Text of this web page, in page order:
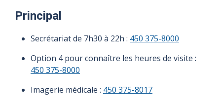
Principal
Secrétariat de 7h30 à 22h : 450 375-8000
Option 4 pour connaître les heures de visite :
450 375-8000
Imagerie médicale : 450 375-8017